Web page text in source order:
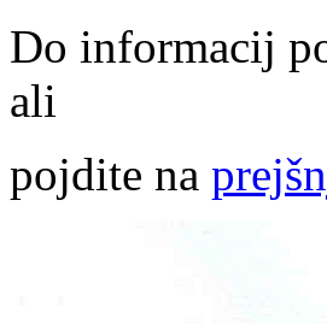
Do informacij
ali
pojdite na